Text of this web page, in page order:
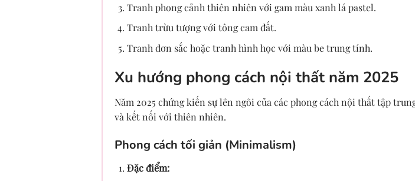
Tranh phong cảnh thiên nhiên với gam màu xanh lá pastel.
Tranh trừu tượng với tông cam đất.
Tranh đơn sắc hoặc tranh hình học với màu be trung tính.
Xu hướng phong cách nội thất năm 2025
Năm 2025 chứng kiến sự lên ngôi của các phong cách nội thất tập
và kết nối với thiên nhiên.
Phong cách tối giản (Minimalism)
Đặc điểm: